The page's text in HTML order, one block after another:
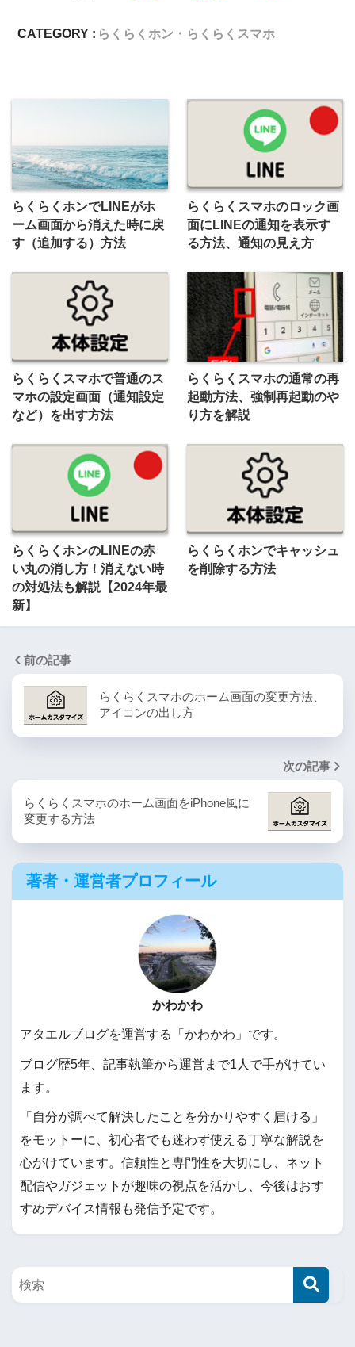
CATEGORY : らくらくホン・らくらくスマホ
らくらくホンでLINEがホ
ーム画面から消えた時に戻
す（追加する）方法
らくらくスマホのロック画
面にLINEの通知を表示す
る方法、通知の見え方
らくらくスマホで普通のス
マホの設定画面（通知設定
など）を出す方法
らくらくスマホの通常の再
起動方法、強制再起動のや
り方を解説
らくらくホンのLINEの赤
い丸の消し方！消えない時
の対処法も解説【2024年最
新】
らくらくホンでキャッシュ
を削除する方法
前の記事
らくらくスマホのホーム画面の変更方法、
アイコンの出し方
次の記事
らくらくスマホのホーム画面をiPhone風に
変更する方法
著者・運営者プロフィール
かわかわ
アタエルブログを運営する「かわかわ」です。
ブログ歴5年、記事執筆から運営まで1人で手がけてい
ます。
「自分が調べて解決したことを分かりやすく届ける」
をモットーに、初心者でも迷わず使える丁寧な解説を
心がけています。信頼性と専門性を大切にし、ネット
配信やガジェットが趣味の視点を活かし、今後はおす
すめデバイス情報も発信予定です。